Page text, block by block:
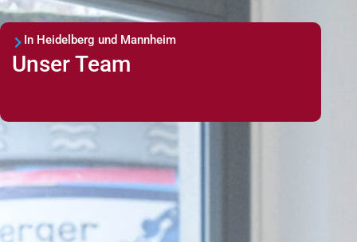
In Heidelberg und Mannheim
Unser Team